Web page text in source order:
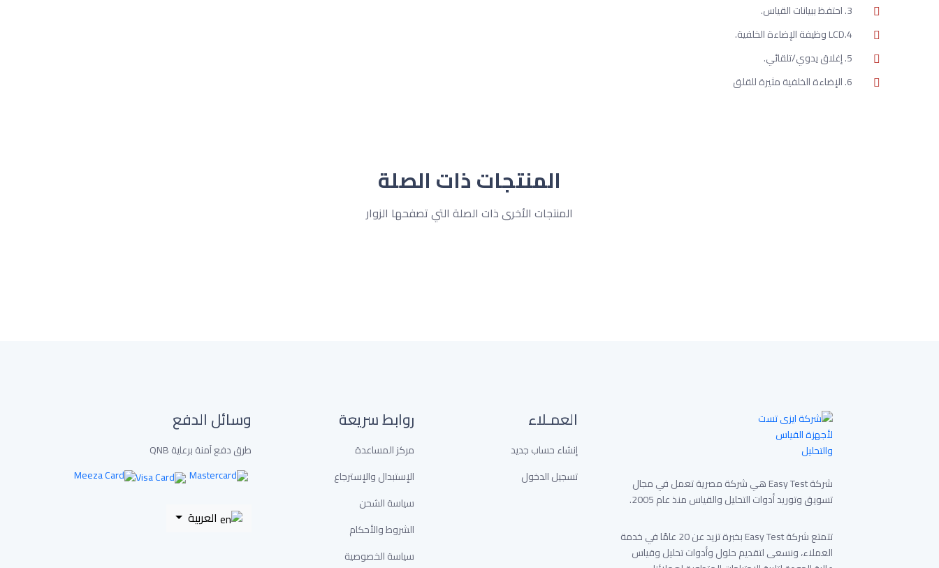
3. احتفظ ببيانات القياس.
4.LCD وظيفة الإضاءة الخلفية.
5. إغلاق يدوي/تلقائي.
6. الإضاءة الخلفية مثيرة للقلق
المنتجات ذات الصلة
المنتجات الأخرى ذات الصلة التي تصفحها الزوار
شركة Easy Test هي شركة مصرية تعمل في مجال
تسويق وتوريد أدوات التحليل والقياس منذ عام 2005.
تتمتع شركة Easy Test بخبرة تزيد عن 20 عامًا في خدمة
العملاء، ونسعى لتقديم حلول وأدوات تحليل وقياس
العمـلاء
إنشاء حساب جديد
تسجيل الدخول
روابط سريعة
مركز المساعدة
الإستبدال والإسترجاع
سياسة الشحن
الشروط والأحكام
سياسة الخصوصية
وسائل الدفع
طرق دفع آمنة برعاية QNB